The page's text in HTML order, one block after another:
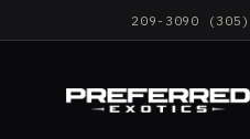
(305) 209-3090